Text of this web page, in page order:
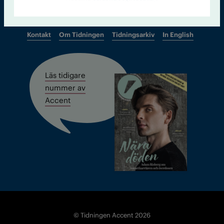
Kontakt Om Tidningen Tidningsarkiv In English
Läs tidigare
nummer av
Accent
© Tidningen Accent 2026